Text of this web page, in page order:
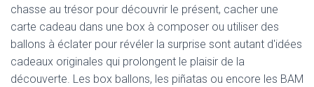
chasse au trésor pour découvrir le présent, cacher une
carte cadeau dans une box à composer ou utiliser des
ballons à éclater pour révéler la surprise sont autant d'idées
cadeaux originales qui prolongent le plaisir de la
découverte. Les box ballons, les piñatas ou encore les BAM